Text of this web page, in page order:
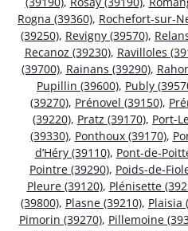
Rogna (39360), Rochefort-sur-
(39250), Revigny (39570),
Recanoz (39230), Ravilloles
(39700), Rainans (39290),
Pupillin (39600), Publy
(39270), Prénovel (39150),
(39220), Pratz (39170), Port-
(39330), Ponthoux (39170),
d’Héry (39110), Pont-de-
Pointre (39290), Poids-de-
Pleure (39120), Plénisette
(39800), Plasne (39210), Plaisia
Pimorin (39270), Pillemoine